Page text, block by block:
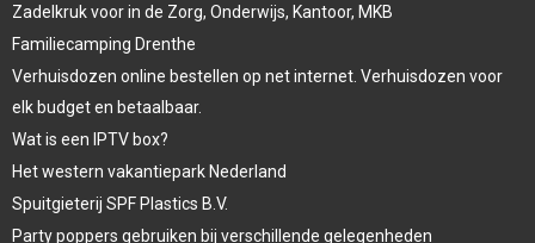
Zadelkruk voor in de Zorg, Onderwijs, Kantoor, MKB
Familiecamping Drenthe
Verhuisdozen online bestellen op net internet. Verhuisdozen voor
elk budget en betaalbaar.
Wat is een IPTV box?
Het western vakantiepark Nederland
Spuitgieterij SPF Plastics B.V.
Party poppers gebruiken bij verschillende gelegenheden